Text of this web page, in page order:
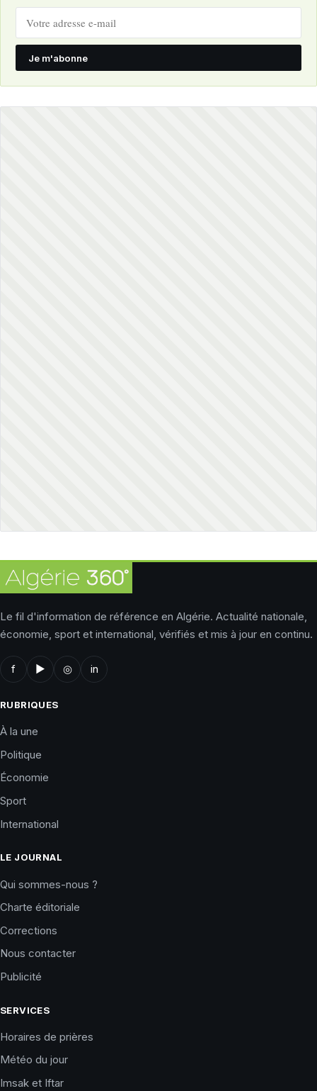
Je m'abonne
Le fil d'information de référence en Algérie. Actualité nationale,
économie, sport et international, vérifiés et mis à jour en continu.
f ▶ ◎ in
RUBRIQUES
À la une
Politique
Économie
Sport
International
LE JOURNAL
Qui sommes-nous ?
Charte éditoriale
Corrections
Nous contacter
Publicité
SERVICES
Horaires de prières
Météo du jour
Imsak et Iftar